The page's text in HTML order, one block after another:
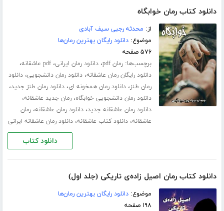
دانلود کتاب رمان خوابگاه
از: محدثه رجبی سیف آبادی
موضوع:دانلود رایگان بهترین رمان‌ها
۵۷۶ صفحه
برچسب‌ها:رمان pdf ،دانلود رمان ایرانی،pdf عاشقانه ،
دانلود رایگان رمان عاشقانه،دانلود رمان دانشجویی،دانلود
رمان طنز،دانلود رمان همخونه ای،دانلود رمان طنز جدید،
دانلود رمان دانشجویی خوابگاه،رمان جدید عاشقانه،
دانلود رمان عاشقانه جدید،دانلود رمان عاشقانه،رمان
عاشقانه،دانلود کتاب عاشقانه،دانلود رمان عاشقانه ایرانی
دانلود کتاب
دانلود کتاب رمان اصیل زاده‌ی تاریکی (جلد اول)
موضوع:دانلود رایگان بهترین رمان‌ها
۱۹۸ صفحه